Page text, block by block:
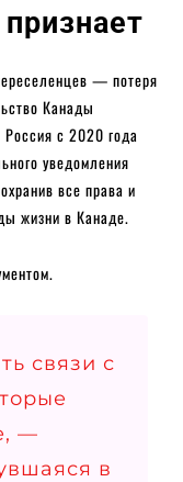
— потеря
Канады
Россия с 2020 года
уведомления
все права и
жизни в Канаде.
связи с
—
в